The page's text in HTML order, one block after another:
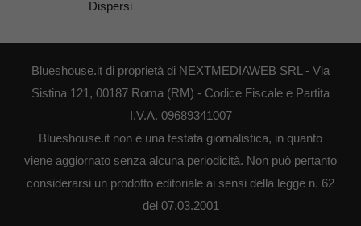
Dispersi
Blueshouse.it di proprietà di NEXTMEDIAWEB SRL - Via
Sistina 121, 00187 Roma (RM) - Codice Fiscale e Partita
I.V.A. 09689341007
Blueshouse.it non è una testata giornalistica, in quanto
viene aggiornato senza alcuna periodicità. Non può pertanto
considerarsi un prodotto editoriale ai sensi della legge n. 62
del 07.03.2001